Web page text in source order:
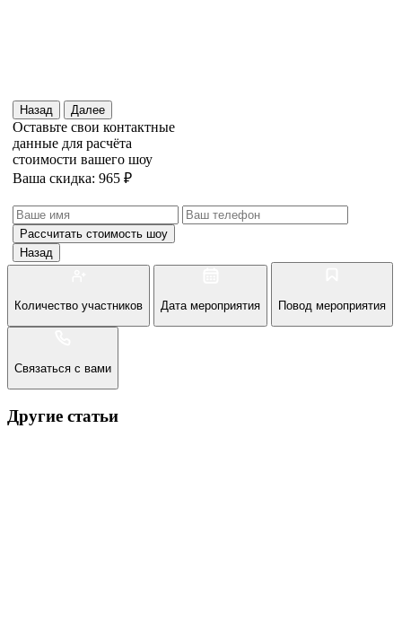
Назад Далее
Оставьте свои контактные
данные для расчёта
стоимости вашего шоу
Ваша скидка: 965 ₽
Рассчитать стоимость шоу
Назад
Количество участников Дата мероприятия Повод мероприятия
Связаться с вами
Другие статьи